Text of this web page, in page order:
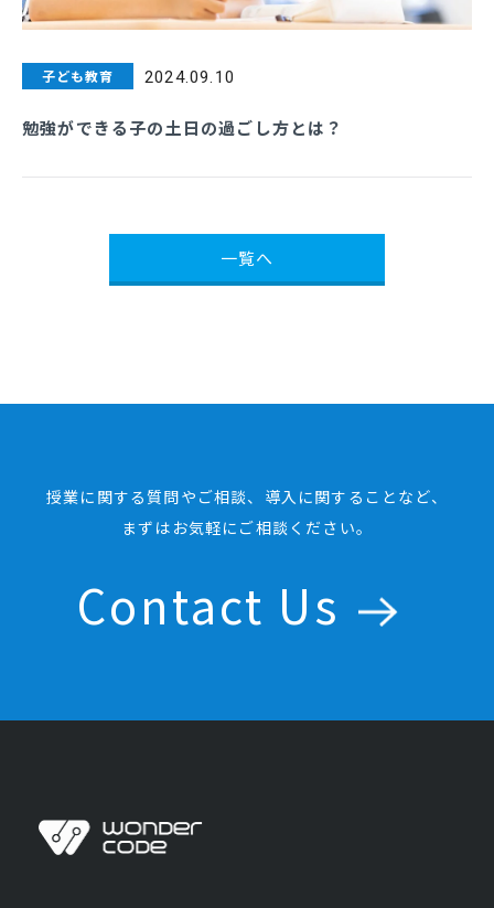
子ども教育 2024.09.10
勉強ができる子の土日の過ごし方とは？
一覧へ
授業に関する質問やご相談、導入に関することなど、
まずはお気軽にご相談ください。
Contact Us